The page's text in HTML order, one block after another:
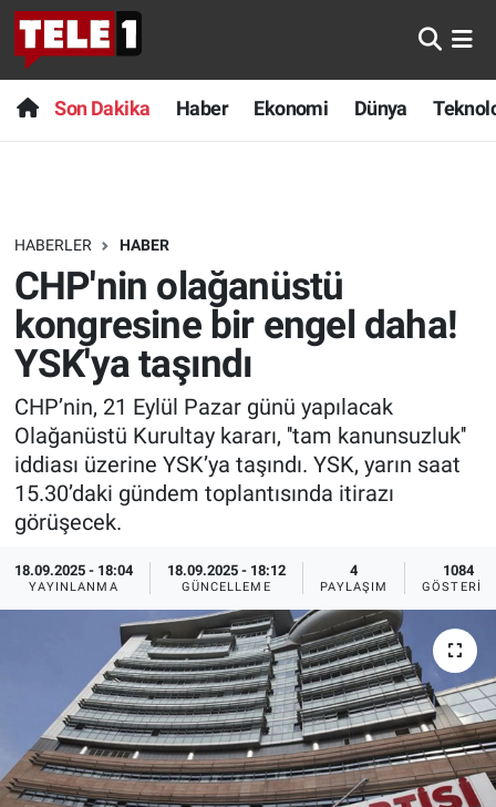
Son Dakika Haber Ekonomi Dünya
HABERLER HABER
CHP'nin olağanüstü
kongresine bir engel daha!
YSK'ya taşındı
CHP’nin, 21 Eylül Pazar günü yapılacak
Olağanüstü Kurultay kararı, ''tam kanunsuzluk''
iddiası üzerine YSK’ya taşındı. YSK, yarın saat
15.30’daki gündem toplantısında itirazı
görüşecek.
18.09.2025 - 18:04
YAYINLANMA
18.09.2025 - 18:12
GÜNCELLEME
4
PAYLAŞIM
1084
GÖSTERIM
Anında Manşet
Başka Sohbetler
Bilim turu
Bilim ve Teknoloji Evreni
Doğa Konuşuyor
Dünya
Ege Saati
Ege'den Esintiler
Eğitim
Eğlence
Ekonomi
Forum
Son Dakika
Haber
Dünya
Sağlık
Spor
Yayın Akışı
İletişim
Nöbetçi Eczaneler
Hava Durumu
Trafik Durumu
Süper Lig Puan Durumu ve Fikstür
Tüm Manşetler
Son Dakika Haberleri
Haber Arşivi